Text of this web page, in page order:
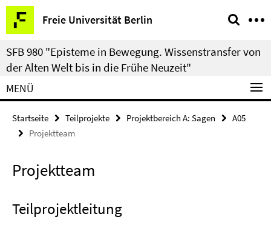
Springe
direkt
zu
Inhalt
Freie Universität Berlin
Service-
Navigation
SFB 980 "Episteme in Bewegung. Wissenstransfer von
der Alten Welt bis in die Frühe Neuzeit"
MENÜ
Startseite Teilprojekte Projektbereich A: Sagen
A05
Projektteam
Projektteam
Teilprojektleitung